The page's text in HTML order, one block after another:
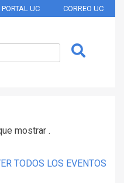
UC CORREO UC
mostrar .
TODOS LOS EVENTOS